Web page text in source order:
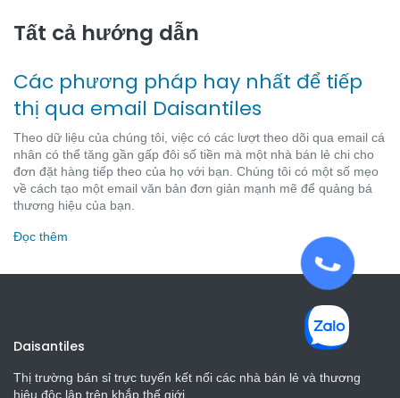
Tất cả hướng dẫn
Các phương pháp hay nhất để tiếp
thị qua email Daisantiles
Theo dữ liệu của chúng tôi, việc có các lượt theo dõi qua email cá
nhân có thể tăng gần gấp đôi số tiền mà một nhà bán lẻ chi cho
đơn đặt hàng tiếp theo của họ với bạn. Chúng tôi có một số mẹo
về cách tạo một email văn bản đơn giản mạnh mẽ để quảng bá
thương hiệu của bạn.
Đọc thêm
Daisantiles
Thị trường bán sỉ trực tuyến kết nối các nhà bán lẻ và thương
hiệu độc lập trên khắp thế giới